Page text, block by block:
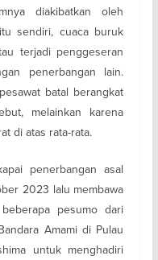
diakibatkan oleh
sendiri, cuaca buruk
terjadi penggeseran
penerbangan lain.
batal berangkat
melainkan karena
di atas rata-rata.
penerbangan asal
2023 lalu membawa
pesumo dari
Amami di Pulau
untuk menghadiri